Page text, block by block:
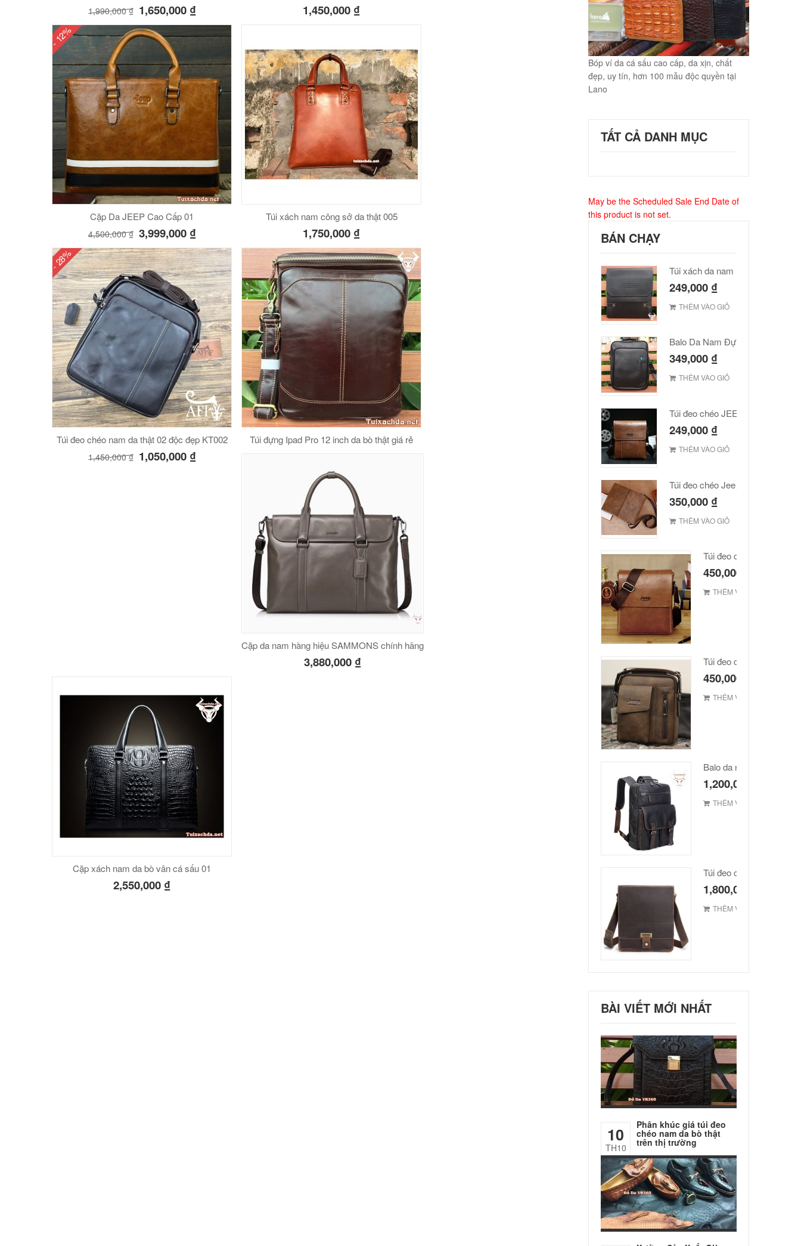
1,990,000₫ 1,650,000 ₫ 1,450,000 ₫
- 12%
Cặp Da JEEP Cao Cấp 01
4,500,000₫ 3,999,000 ₫
Túi xách nam công sở da thật 005
1,750,000 ₫
- 28%
Túi đeo chéo nam da thật 02 độc đẹp KT002
1,450,000₫ 1,050,000 ₫
Túi đựng Ipad Pro 12 inch da bò thật giá rẻ
Cặp da nam hàng hiệu SAMMONS chính hãng
3,880,000 ₫
Cặp xách nam da bò vân cá sấu 01
2,550,000 ₫
Bóp ví da cá sấu cao cấp, da xịn, chất
đẹp, uy tín, hơn 100 mẫu độc quyền tại
Lano
TẤT CẢ DANH MỤC
May be the Scheduled Sale End Date of
this product is not set.
BÁN CHẠY
249,000 ₫
THÊM VÀO GIỎ
Balo Da Nam Đựng Laptop Đẹp Giá Rẻ
349,000 ₫
THÊM VÀO GIỎ
249,000 ₫
THÊM VÀO GIỎ
Túi đeo chéo Jeep giá rẻ JR03
350,000 ₫
THÊM VÀO GIỎ
Túi đeo chéo JEEP giá
450,000
THÊM VÀO GIỎ
Túi đeo chéo Jeep giá rẻ
450,000
THÊM VÀO GIỎ
Balo da nam hàn quốc
1,200,000
THÊM VÀO GIỎ
1,800,000
THÊM VÀO GIỎ
BÀI VIẾT MỚI NHẤT
10
TH10
Phân khúc giá túi đeo
chéo nam da bò thật
trên thị trường